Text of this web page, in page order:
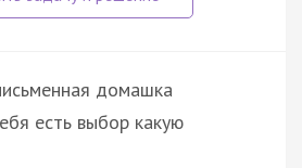
домашка
есть выбор какую